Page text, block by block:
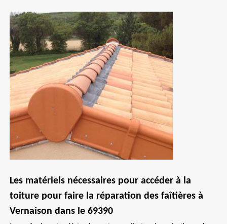
Les matériels nécessaires pour accéder à la
toiture pour faire la réparation des faîtières à
Vernaison dans le 69390